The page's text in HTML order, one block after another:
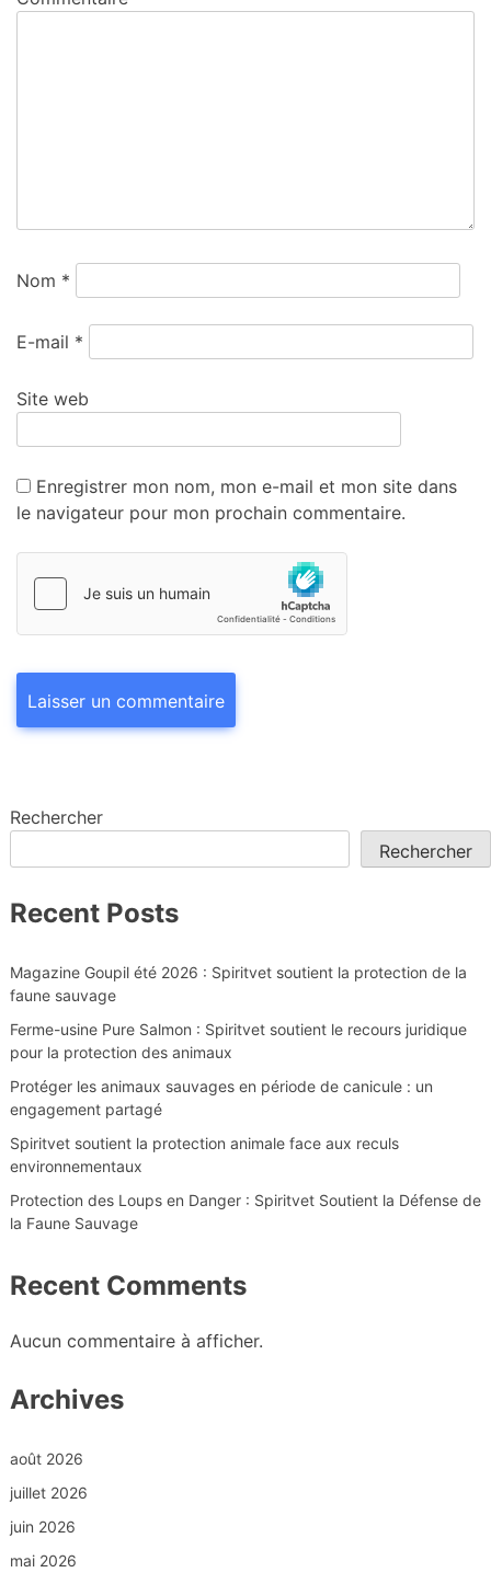
Nom *
E-mail *
Site web
Enregistrer mon nom, mon e-mail et mon site dans
le navigateur pour mon prochain commentaire.
Rechercher
Rechercher
Recent Posts
Magazine Goupil été 2026 : Spiritvet soutient la protection de la
faune sauvage
Ferme-usine Pure Salmon : Spiritvet soutient le recours juridique
pour la protection des animaux
Protéger les animaux sauvages en période de canicule : un
engagement partagé
Spiritvet soutient la protection animale face aux reculs
environnementaux
Protection des Loups en Danger : Spiritvet Soutient la Défense de
la Faune Sauvage
Recent Comments
Aucun commentaire à afficher.
Archives
août 2026
juillet 2026
juin 2026
mai 2026